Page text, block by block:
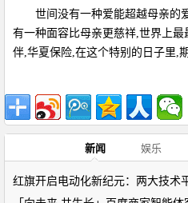
世间没有一种爱能超越母亲的
有一种面容比母亲更慈祥,世界上
伴,华夏保险,在这个特别的日子里,
新闻 娱乐
红旗开启电动化新纪元：两大技术